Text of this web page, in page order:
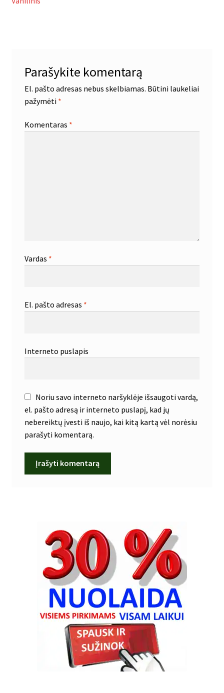
tarp
Parašykite komentarą
El. pašto adresas nebus skelbiamas. Būtini laukeliai
pažymėti *
Komentaras *
Vardas *
El. pašto adresas *
Interneto puslapis
Noriu savo interneto naršyklėje išsaugoti vardą,
el. pašto adresą ir interneto puslapį, kad jų
nebereiktų įvesti iš naujo, kai kitą kartą vėl norėsiu
parašyti komentarą.